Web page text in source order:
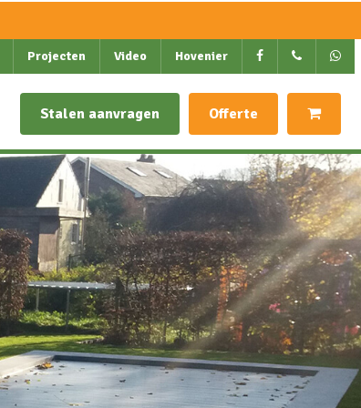
Projecten Video Hovenier
Stalen aanvragen Offerte